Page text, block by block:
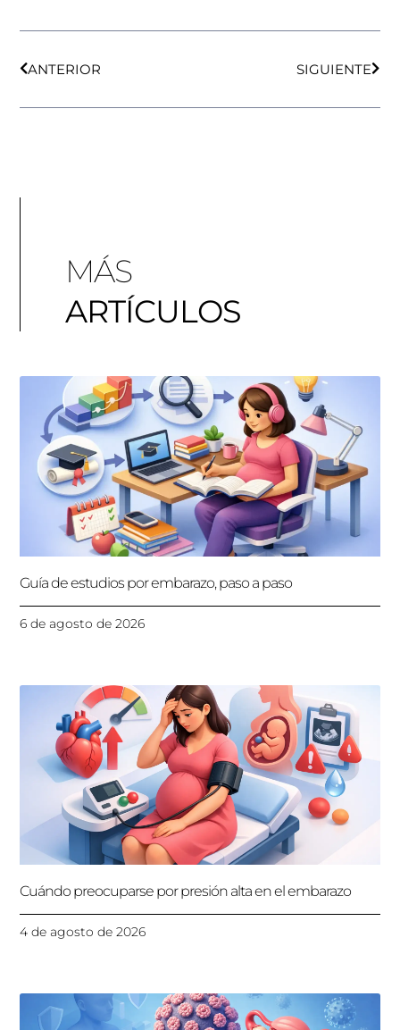
ANTERIOR SIGUIENTE
MÁS
ARTÍCULOS
Guía de estudios por embarazo, paso a paso
6 de agosto de 2026
Cuándo preocuparse por presión alta en el embarazo
4 de agosto de 2026